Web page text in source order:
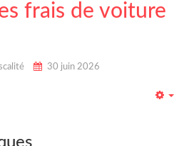
frais de voiture
30 juin 2026